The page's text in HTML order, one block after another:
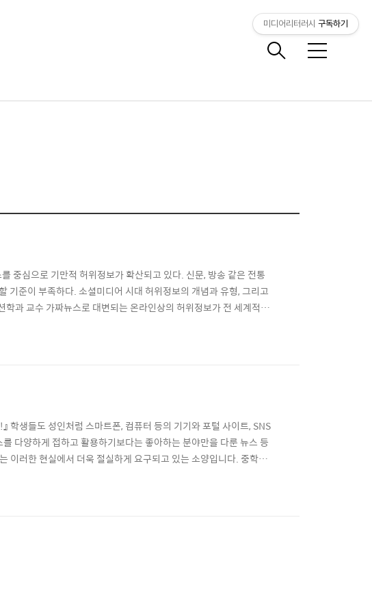
메
중심으로 기만적 허위정보가 확산되고 있다. 신문, 방송 같은 전통
기준이 부족하다. 소셜미디어 시대 허위정보의 개념과 유형, 그리고
과 교수 가짜뉴스로 대변되는 온라인상의 허위정보가 전 세계적인
포함해서 다양하고 복합적인 논쟁을 포함하고 있어 그 쟁점을 한
학생들도 성인처럼 스마트폰, 컴퓨터 등의 기기와 포털 사이트, SNS
다양하게 접하고 활용하기보다는 좋아하는 분야만을 다룬 뉴스 등
이러한 현실에서 더욱 절실하게 요구되고 있는 소양입니다. 중학생
스 Talk 뉴스를 만나다! 미래를 만나다!』는 '뉴스 리터러시'라는
미디어리터러시 구독하기